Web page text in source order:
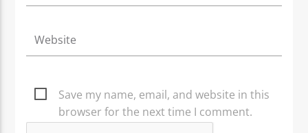
Save my name, email, and website in this
browser for the next time I comment.